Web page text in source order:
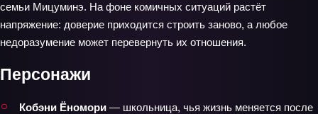
семьи Мицуминэ. На фоне комичных ситуаций растёт
напряжение: доверие приходится строить заново, а любое
недоразумение может перевернуть их отношения.
Персонажи
Кобэни Ёномори — школьница, чья жизнь меняется после